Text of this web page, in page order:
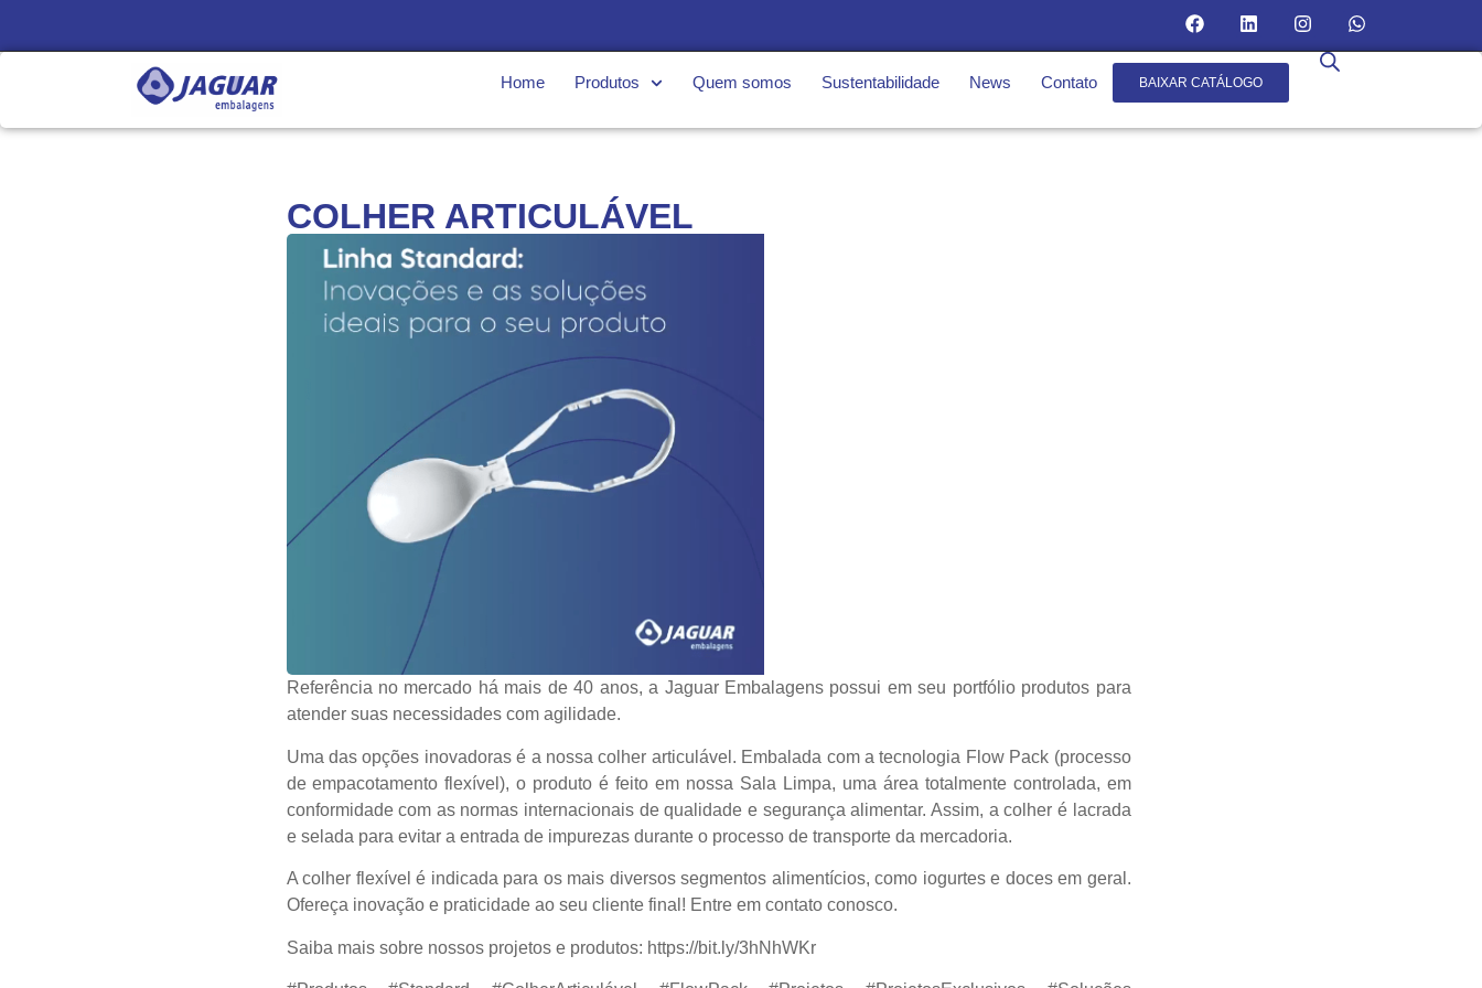
Home Produtos Quem somos Sustentabilidade News Contato BAIXAR CATÁLOGO
COLHER ARTICULÁVEL
Referência no mercado há mais de 40 anos, a Jaguar Embalagens possui em seu portfólio produtos para
atender suas necessidades com agilidade.
Uma das opções inovadoras é a nossa colher articulável. Embalada com a tecnologia Flow Pack (processo
de empacotamento flexível), o produto é feito em nossa Sala Limpa, uma área totalmente controlada, em
conformidade com as normas internacionais de qualidade e segurança alimentar. Assim, a colher é lacrada
e selada para evitar a entrada de impurezas durante o processo de transporte da mercadoria.
A colher flexível é indicada para os mais diversos segmentos alimentícios, como iogurtes e doces em geral.
Ofereça inovação e praticidade ao seu cliente final! Entre em contato conosco.
Saiba mais sobre nossos projetos e produtos: https://bit.ly/3hNhWKr